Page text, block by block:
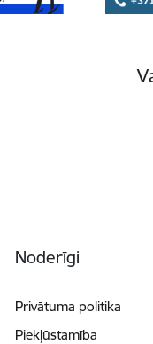
Noderīgi
Privātuma politika
Piekļūstamība